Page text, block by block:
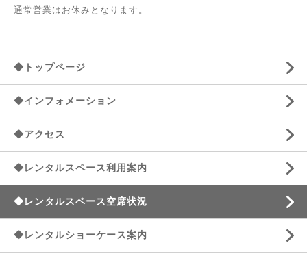
通常営業はお休みとなります。
◆トップページ
◆インフォメーション
◆アクセス
◆レンタルスペース利用案内
◆レンタルスペース空席状況
◆レンタルショーケース案内